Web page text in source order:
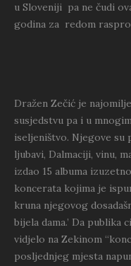
u Sloveniji pa ne čudi
godina za redom
Dražen Zečić je
susjedstvu pa i u
iseljeništvo. Njegove
ljubavi, Dalmaciji, vinu,
izdao 15 albuma
koncerata kojima je
kruna njegovog
bijela dama.’ Da
vidjelo na Zekinom
posljednjeg mjesta